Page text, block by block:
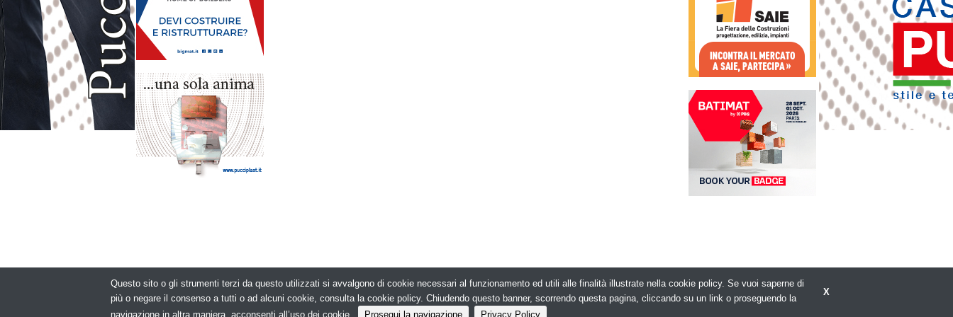
© Copyright 2026. Edilizia in Rete - N.ro Iscrizione ROC 5836 -Privacy policy X
Questo sito o gli strumenti terzi da questo utilizzati si avvalgono di cookie necessari al funzionamento ed utili alle finalità illustrate nella cookie policy. Se vuoi saperne di
più o negare il consenso a tutti o ad alcuni cookie, consulta la cookie policy. Chiudendo questo banner, scorrendo questa pagina, cliccando su un link o proseguendo la
navigazione in altra maniera, acconsenti all’uso dei cookie.
Prosegui la navigazione Privacy Policy